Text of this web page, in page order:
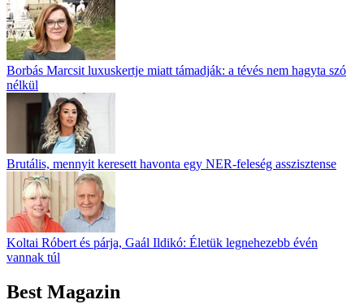
Borbás Marcsit luxuskertje miatt támadják: a tévés nem hagyta szó
nélkül
Brutális, mennyit keresett havonta egy NER-feleség asszisztense
Koltai Róbert és párja, Gaál Ildikó: Életük legnehezebb évén
vannak túl
Best Magazin